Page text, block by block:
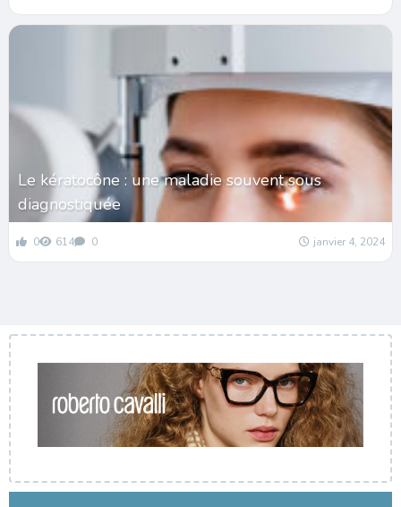
Le kératocône : une maladie souvent sous
diagnostiquée
0 614 0 janvier 4, 2024